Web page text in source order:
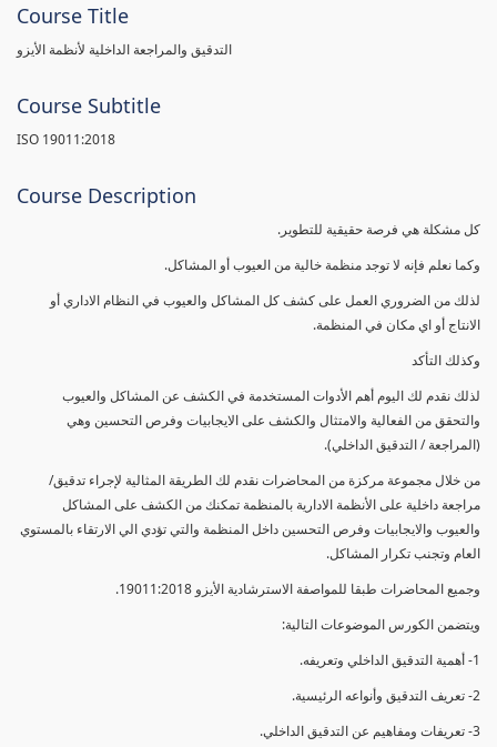
Course Title
التدقيق والمراجعة الداخلية لأنظمة الأيزو
Course Subtitle
ISO 19011:2018
Course Description
كل مشكلة هي فرصة حقيقية للتطوير.
وكما نعلم فإنه لا توجد منظمة خالية من العيوب أو المشاكل.
لذلك من الضروري العمل على كشف كل المشاكل والعيوب في النظام الاداري أو
الانتاج أو اي مكان في المنظمة.
وكذلك التأكد
لذلك نقدم لك اليوم أهم الأدوات المستخدمة في الكشف عن المشاكل والعيوب
والتحقق من الفعالية والامتثال والكشف على الايجابيات وفرص التحسين وهي
(المراجعة / التدقيق الداخلي).
من خلال مجموعة مركزة من المحاضرات نقدم لك الطريقة المثالية لإجراء تدقيق/
مراجعة داخلية على الأنظمة الادارية بالمنظمة تمكنك من الكشف على المشاكل
والعيوب والايجابيات وفرص التحسين داخل المنظمة والتي تؤدي الي الارتقاء بالمستوي
العام وتجنب تكرار المشاكل.
وجميع المحاضرات طبقا للمواصفة الاسترشادية الأيزو 19011:2018.
ويتضمن الكورس الموضوعات التالية:
1- أهمية التدقيق الداخلي وتعريفه.
2- تعريف التدقيق وأنواعه الرئيسية.
3- تعريفات ومفاهيم عن التدقيق الداخلي.